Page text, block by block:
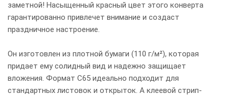
заметной! Насыщенный красный цвет этого конверта
гарантированно привлечет внимание и создаст
праздничное настроение.
Он изготовлен из плотной бумаги (110 г/м²), которая
придает ему солидный вид и надежно защищает
вложения. Формат С65 идеально подходит для
стандартных листовок и открыток. А клеевой стрип-